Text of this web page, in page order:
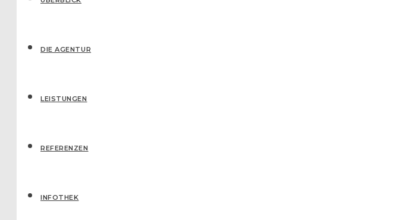
DIE AGENTUR
LEISTUNGEN
REFERENZEN
IN­FO­THEK